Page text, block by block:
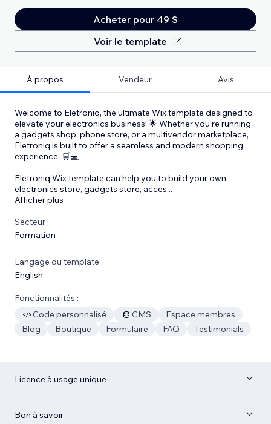
Acheter pour 49 $
Voir le template
À propos Vendeur Avis
Welcome to Eletroniq, the ultimate Wix template designed to
elevate your electronics business! 🌟 Whether you're running
a gadgets shop, phone store, or a multivendor marketplace,
Eletroniq is built to offer a seamless and modern shopping
experience. 🛒💻
Eletroniq Wix template can help you to build your own
electronics store, gadgets store, acces...
Afficher plus
Secteur :
Formation
Langage du template :
English
Fonctionnalités :
Code personnalisé
CMS
Espace membres
Blog
Boutique Formulaire FAQ Testimonials
Licence à usage unique
Bon à savoir